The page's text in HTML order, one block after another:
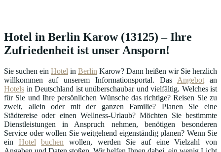
Hotel in Berlin Karow (13125) – Ihre
Zufriedenheit ist unser Ansporn!
Sie suchen ein Hotel in Berlin Karow? Dann heißen wir Sie herzlich
willkommen auf unserem Informationsportal. Das Angebot an
Hotels in Deutschland ist unüberschaubar und vielfältig. Welches ist
für Sie und Ihre persönlichen Wünsche das richtige? Reisen Sie zu
zweit, allein oder mit der ganzen Familie? Planen Sie eine
Städtereise oder einen Wellness-Urlaub? Möchten Sie bestimmte
Dienstleistungen in Anspruch nehmen, benötigen besonderen
Service oder wollen Sie weitgehend eigenständig planen? Wenn Sie
ein Hotel buchen wollen, werden Sie auf eine Vielzahl von